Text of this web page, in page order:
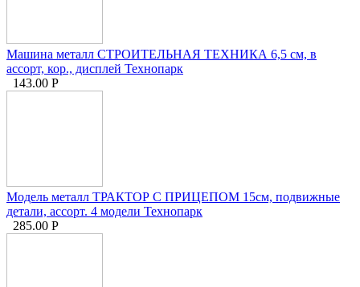
Машина металл СТРОИТЕЛЬНАЯ ТЕХНИКА 6,5 см, в
ассорт, кор., дисплей Технопарк
143.00 Р
Модель металл ТРАКТОР С ПРИЦЕПОМ 15см, подвижные
детали, ассорт. 4 модели Технопарк
285.00 Р